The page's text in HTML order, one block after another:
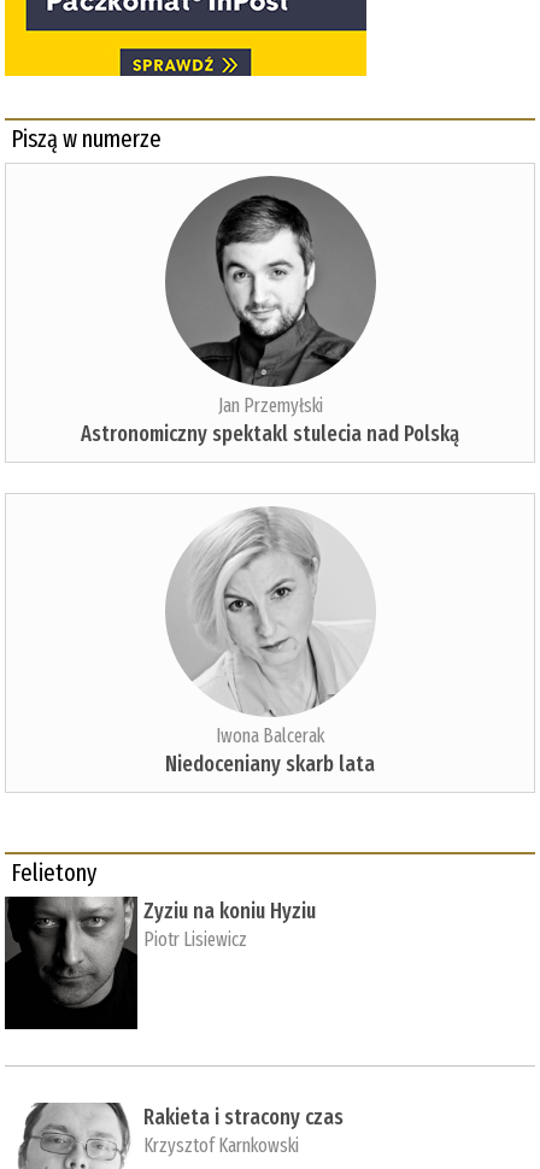
Piszą w numerze
Jan Przemyłski
Astronomiczny spektakl stulecia nad Polską
Iwona Balcerak
Niedoceniany skarb lata
Felietony
Zyziu na koniu Hyziu
Piotr Lisiewicz
Rakieta i stracony czas
Krzysztof Karnkowski